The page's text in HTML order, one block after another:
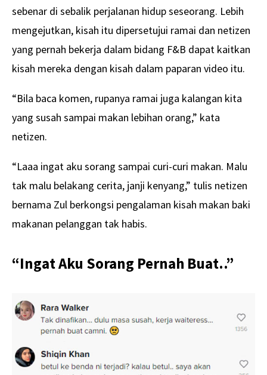
sebenar di sebalik perjalanan hidup seseorang. Lebih
mengejutkan, kisah itu dipersetujui ramai dan netizen
yang pernah bekerja dalam bidang F&B dapat kaitkan
kisah mereka dengan kisah dalam paparan video itu.
“Bila baca komen, rupanya ramai juga kalangan kita
yang susah sampai makan lebihan orang,” kata
netizen.
“Laaa ingat aku sorang sampai curi-curi makan. Malu
tak malu belakang cerita, janji kenyang,” tulis netizen
bernama Zul berkongsi pengalaman kisah makan baki
makanan pelanggan tak habis.
“Ingat Aku Sorang Pernah Buat..”